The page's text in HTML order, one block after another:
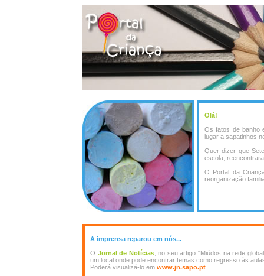
Olá!
Os fatos de banho
lugar a sapatinhos
Quer dizer que
escola,
O Portal da
reorganização
A imprensa reparou em nós...
O Jornal de Notícias, no seu artigo "Miúdos na rede
um local onde pode encontrar temas como regresso às
Poderá visualizá-lo em www.jn.sapo.pt